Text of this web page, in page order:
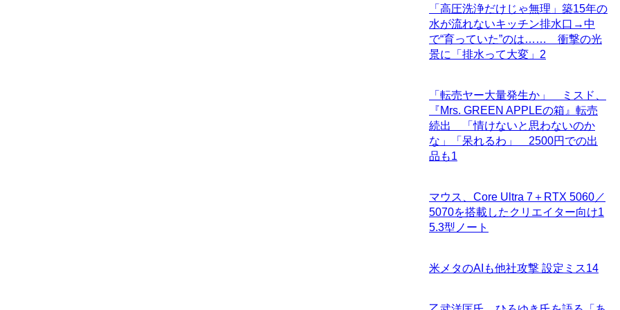
「高圧洗浄だけじゃ無理」築15年の
水が流れないキッチン排水口→中
で“育っていた”のは…… 衝撃の光
景に「排水って大変」 2
「転売ヤー大量発生か」 ミスド、
『Mrs. GREEN APPLEの箱』転売
続出 「情けないと思わないのか
な」「呆れるわ」 2500円での出
品も1
マウス、Core Ultra 7＋RTX 5060／
5070を搭載したクリエイター向け1
5.3型ノート
米メタのAIも他社攻撃 設定ミス14